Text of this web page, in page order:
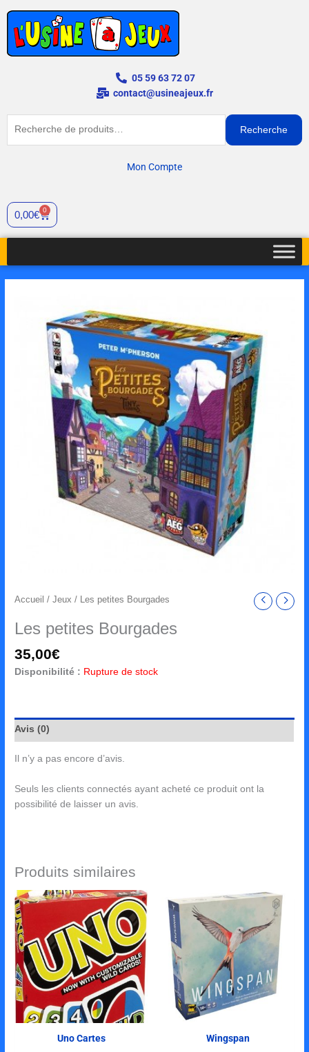
contenu
05 59 63 72 07
contact@usineajeux.fr
Recherche
Mon Compte
0,00€ 0
Panier
Accueil /Jeux / Les petites Bourgades
Les petites Bourgades
35,00€
Disponibilité : Rupture de stock
Avis (0)
Il n’y a pas encore d’avis.
Seuls les clients connectés ayant acheté ce produit ont la
possibilité de laisser un avis.
Produits similaires
Uno Cartes Wingspan